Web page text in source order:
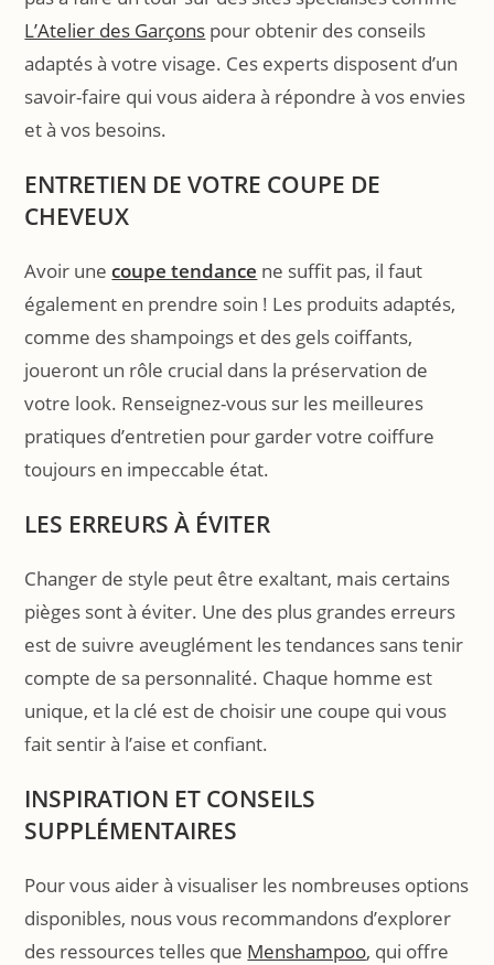
L’Atelier des Garçons pour obtenir des conseils
adaptés à votre visage. Ces experts disposent d’un
savoir-faire qui vous aidera à répondre à vos envies
et à vos besoins.
ENTRETIEN DE VOTRE COUPE DE
CHEVEUX
Avoir unecoupe tendance ne suffit pas, il faut
également en prendre soin ! Les produits adaptés,
comme des shampoings et des gels coiffants,
joueront un rôle crucial dans la préservation de
votre look. Renseignez-vous sur les meilleures
pratiques d’entretien pour garder votre coiffure
toujours en impeccable état.
LES ERREURS À ÉVITER
Changer de style peut être exaltant, mais certains
pièges sont à éviter. Une des plus grandes erreurs
est de suivre aveuglément les tendances sans tenir
compte de sa personnalité. Chaque homme est
unique, et la clé est de choisir une coupe qui vous
fait sentir à l’aise et confiant.
INSPIRATION ET CONSEILS
SUPPLÉMENTAIRES
Pour vous aider à visualiser les nombreuses options
disponibles, nous vous recommandons d’explorer
des ressources telles que Menshampoo, qui offre